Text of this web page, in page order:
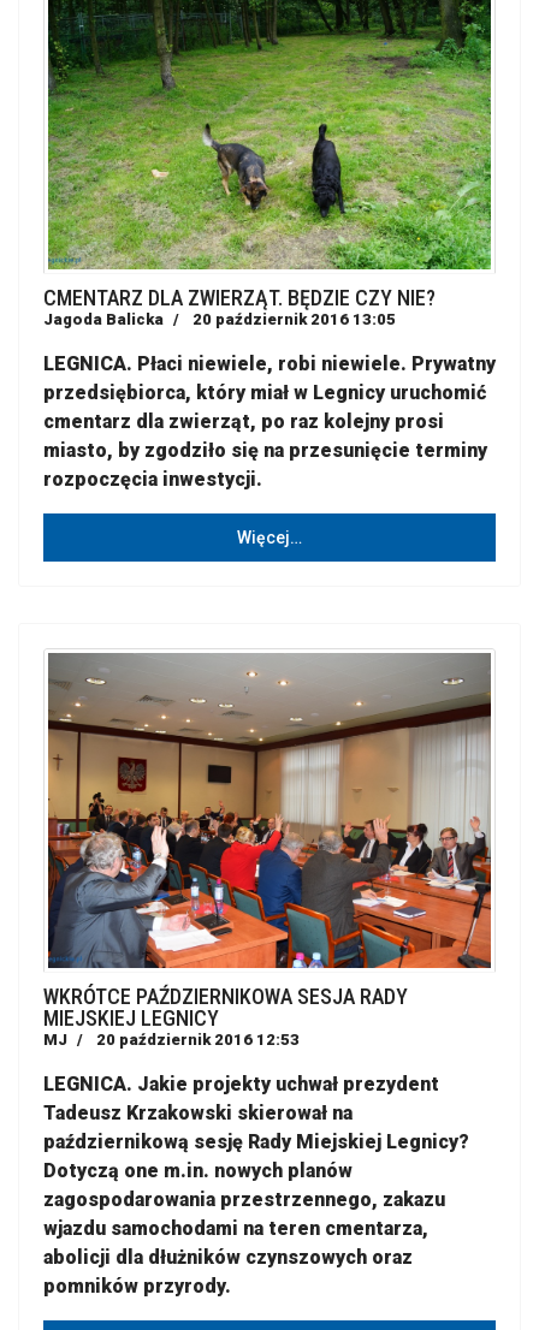
CMENTARZ DLA ZWIERZĄT. BĘDZIE CZY NIE?
Jagoda Balicka 20 październik 2016 13:05
LEGNICA. Płaci niewiele, robi niewiele. Prywatny
przedsiębiorca, który miał w Legnicy uruchomić
cmentarz dla zwierząt, po raz kolejny prosi
miasto, by zgodziło się na przesunięcie terminy
rozpoczęcia inwestycji.
Więcej…
WKRÓTCE PAŹDZIERNIKOWA SESJA RADY
MIEJSKIEJ LEGNICY
MJ 20 październik 2016 12:53
LEGNICA. Jakie projekty uchwał prezydent
Tadeusz Krzakowski skierował na
październikową sesję Rady Miejskiej Legnicy?
Dotyczą one m.in. nowych planów
zagospodarowania przestrzennego, zakazu
wjazdu samochodami na teren cmentarza,
abolicji dla dłużników czynszowych oraz
pomników przyrody.